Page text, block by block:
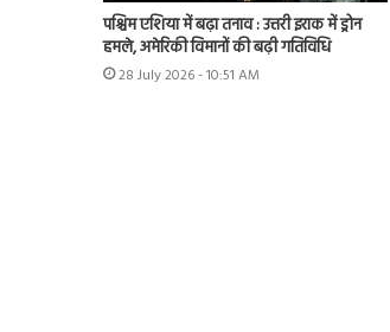
पश्चिम एशिया में बढ़ा तनाव : उत्तरी इराक में ड्रोन
हमले, अमेरिकी विमानों की बढ़ी गतिविधि
28 July 2026 - 10:51 AM